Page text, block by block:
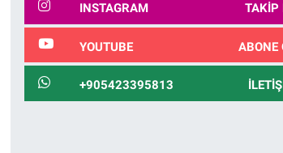
INSTAGRAM TAKIP
YOUTUBE ABONE
+905423395813